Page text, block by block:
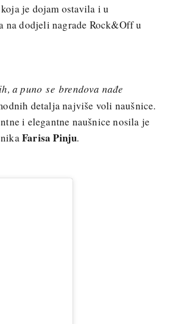
je dojam ostavila i u
na dodjeli nagrade Rock&Off u
a punosebrendova nađe
detalja najviše voli naušnice.
i elegantne naušnice nosila je
Farisa Pinju.